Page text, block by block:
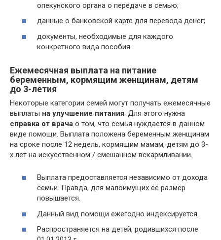
опекунского органа о передаче в семью;
данные о банковской карте для перевода денег;
документы, необходимые для каждого
конкретного вида пособия.
Ежемесячная выплата на питание
беременным, кормящим женщинам, детям
до 3-летия
Некоторые категории семей могут получать ежемесячные
выплаты на улучшение питания. Для этого нужна
справка от врача о том, что семья нуждается в данном
виде помощи. Выплата положена беременным женщинам
на сроке после 12 недель, кормящим мамам, детям до 3-
х лет на искусственном / смешанном вскармливании.
Выплата предоставляется независимо от дохода
семьи. Правда, для малоимущих ее размер
повышается.
Данный вид помощи ежегодно индексируется.
Распространяется на детей, родившихся после